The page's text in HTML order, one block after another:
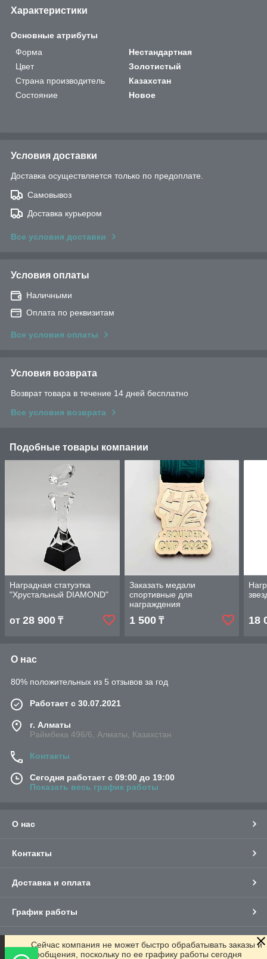
Характеристики
Основные атрибуты
Форма
Нестандартная
Цвет
Золотистый
Страна производитель
Казахстан
Состояние
Новое
Условия доставки
Доставка осуществляется только по предоплате.
Самовывоз
Доставка курьером
Все условия доставки
Условия оплаты
Наличными
Оплата по реквизитам
Все условия оплаты
Условия возврата
Возврат товара в течение 14 дней бесплатно
Все условия возврата
Подобные товары компании
Наградная статуэтка
"Хрустальный DIAMOND"
от 28 900 ₸
Заказать медали
спортивные для
награждения
1 500₸ 18
О нас
80% положительных из 5 отзывов за год
Работает с 30.07.2021
г. Алматы
Раймбека 496/6, Алматы, Казахстан
Контакты
Сегодня работает с 09:00 до 19:00
Показать весь график работы
О нас
Контакты
Доставка и оплата
График работы
Полная версия сайта
Сейчас компания не может быстро обрабатывать заказы и
сообщения, поскольку по ее графику работы сегодня